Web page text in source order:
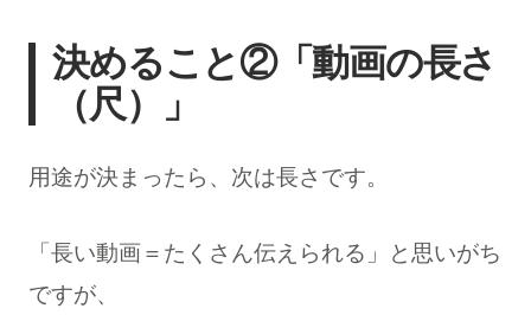
決めること②「動画の長さ
（尺）」
用途が決まったら、次は長さです。
「長い動画＝たくさん伝えられる」と思いがち
ですが、